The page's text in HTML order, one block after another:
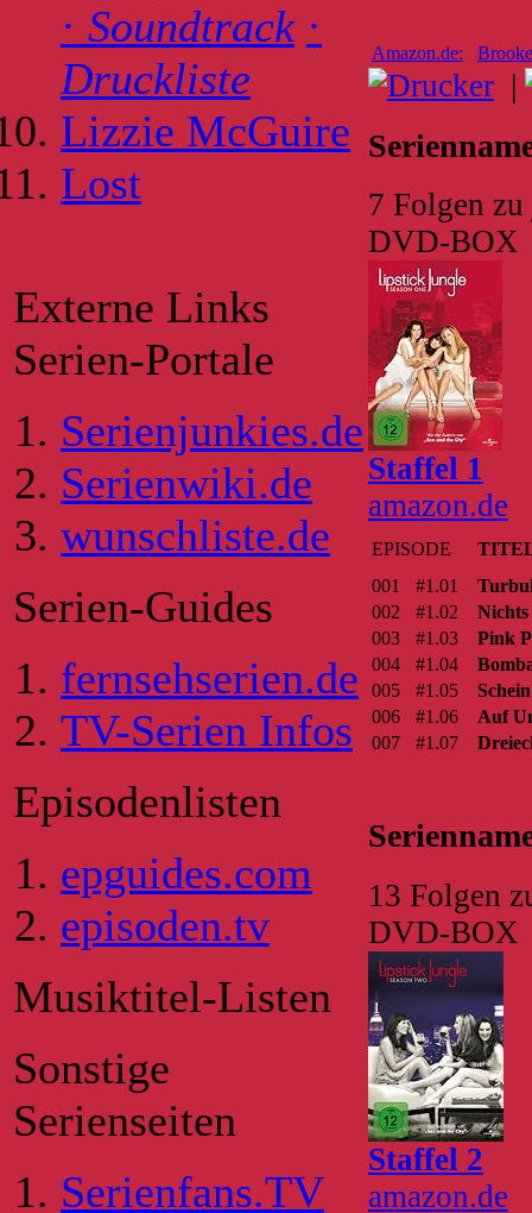
· Soundtrack ·
Druckliste
Lizzie McGuire
Lost
Externe Links
Serien-Portale
Serienjunkies.de
Serienwiki.de
wunschliste.de
Serien-Guides
fernsehserien.de
TV-Serien Infos
Episodenlisten
epguides.com
episoden.tv
Musiktitel-Listen
Sonstige
Serienseiten
Serienfans.TV
Amazon.de:
|
7 Folgen
DVD-BOX
Staffel 1
amazon.de
EPISODE
001
#1.01
002
#1.02
Nichts
003
#1.03
Pink
004
#1.04
005
#1.05
006
#1.06
Auf
007
#1.07
13 Folgen
DVD-BOX
Staffel 2
amazon.de